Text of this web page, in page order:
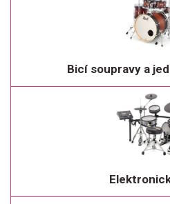
Bicí soupravy a